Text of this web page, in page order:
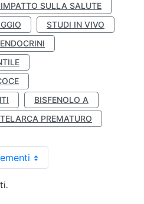
SULLA SALUTE
STUDI IN VIVO
BISFENOLO A
TELARCA PREMATURO